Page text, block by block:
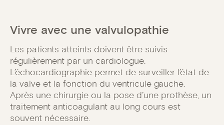
Vivre avec une valvulopathie
Les patients atteints doivent être suivis
régulièrement par un cardiologue.
L’échocardiographie permet de surveiller l’état de
la valve et la fonction du ventricule gauche.
Après une chirurgie ou la pose d’une prothèse, un
traitement anticoagulant au long cours est
souvent nécessaire.